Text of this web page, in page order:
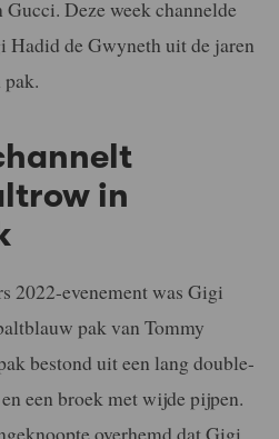
Deze week channelde
Hadid de Gwyneth uit de jaren
in
2022-evenement was Gigi
pak van Tommy
bestond uit een lang double-
een broek met wijde pijpen.
overhemd dat Gigi